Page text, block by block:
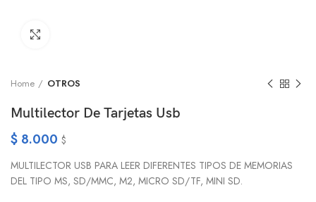
Home OTROS
Multilector De Tarjetas Usb
$ 8.000 $
MULTILECTOR USB PARA LEER DIFERENTES TIPOS DE MEMORIAS
DEL TIPO MS, SD/MMC, M2, MICRO SD/TF, MINI SD.